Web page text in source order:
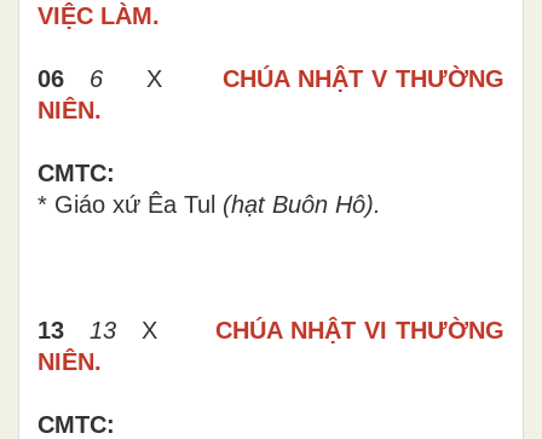
VIỆC LÀM.
06 6 X CHÚA NHẬT V THƯỜNG
NIÊN.
CMTC:
* Giáo xứ Êa Tul (hạt Buôn Hô).
13 13XCHÚA NHẬT VI THƯỜNG
NIÊN.
CMTC: